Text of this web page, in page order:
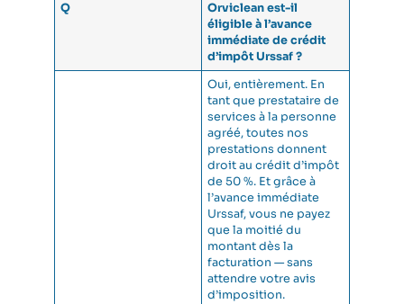
Q
Orviclean est-il
éligible à l’avance
immédiate de crédit
d’impôt Urssaf ?
Oui, entièrement. En
tant que prestataire de
services à la personne
agréé, toutes nos
prestations donnent
droit au crédit d’impôt
de 50 %. Et grâce à
l’avance immédiate
Urssaf, vous ne payez
que la moitié du
montant dès la
facturation — sans
attendre votre avis
d’imposition.